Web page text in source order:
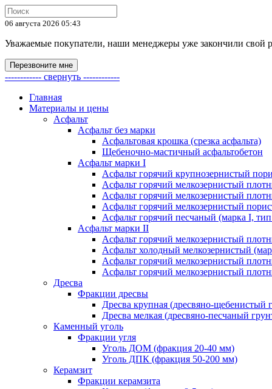
06 августа 2026 05:43
Уважаемые покупатели, наши менеджеры уже закончили свой
Перезвоните мне
------------ свернуть ------------
Главная
Материалы и цены
Асфальт
Асфальт без марки
Асфальтовая крошка (срезка асфальта)
Щебеночно-мастичный асфальтобетон
Асфальт марки I
Асфальт горячий крупнозернистый
Асфальт горячий мелкозернистый
Асфальт горячий мелкозернистый
Асфальт горячий мелкозернистый
Асфальт горячий песчаный (марка I,
Асфальт марки II
Асфальт горячий мелкозернистый
Асфальт холодный мелкозернистый
Асфальт горячий мелкозернистый
Асфальт горячий мелкозернистый
Дресва
Фракции дресвы
Дресва крупная (дресвяно-щебенистый
Дресва мелкая (дресвяно-песчаный
Каменный уголь
Фракции угля
Уголь ДОМ (фракция 20-40 мм)
Уголь ДПК (фракция 50-200 мм)
Керамзит
Фракции керамзита